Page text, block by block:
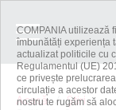
Acasă
Știri
COMPANIA utilizează
îmbunătăți experiența
actualizat politicile cu
Regulamentul (UE)
ce privește
circulație a acestor
nostru te rugăm să